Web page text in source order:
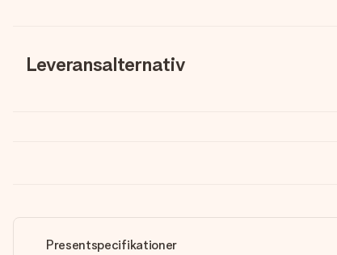
Leveransalternativ
Presentspecifikationer